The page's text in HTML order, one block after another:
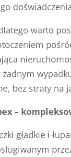
warto
bez straty na
–
gładkie i